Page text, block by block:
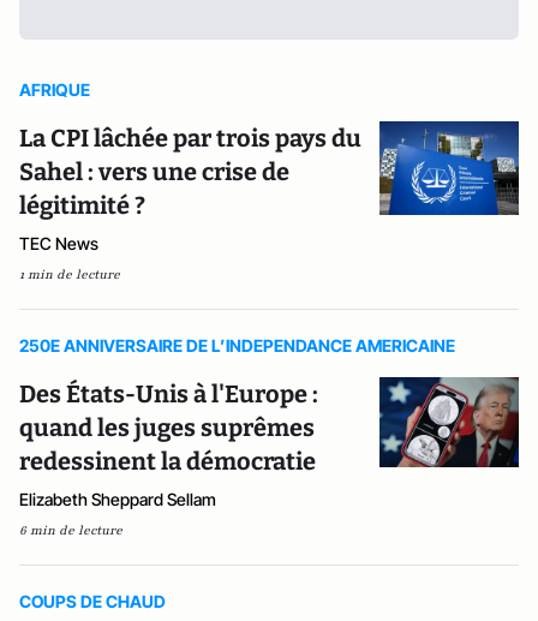
AFRIQUE
La CPI lâchée par trois pays du
Sahel : vers une crise de
légitimité ?
TEC News
1 min de lecture
250E ANNIVERSAIRE DE L’INDEPENDANCE AMERICAINE
Des États-Unis à l'Europe :
quand les juges suprêmes
redessinent la démocratie
Elizabeth Sheppard Sellam
6 min de lecture
COUPS DE CHAUD